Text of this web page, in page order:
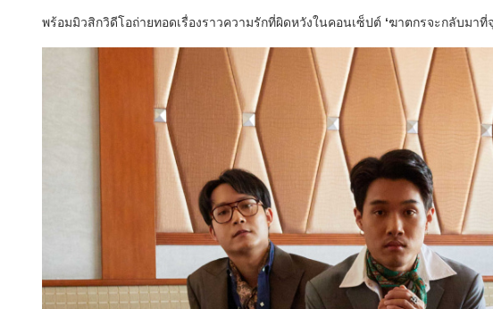
พร้อมมิวสิกวิดีโอถ่ายทอดเรื่องราวความรักที่ผิดหวังในคอนเซ็ปต์ ‘ฆาตกรจะกลับมาที่